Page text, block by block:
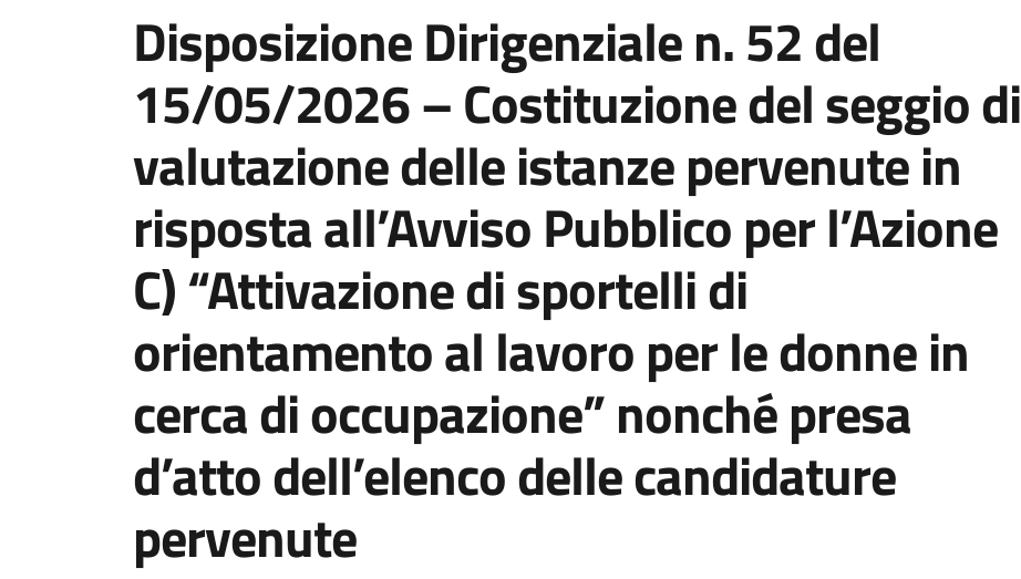
Disposizione Dirigenziale n. 52 del
15/05/2026 – Costituzione del seggio di
valutazione delle istanze pervenute in
risposta all’Avviso Pubblico per l’Azione
C) “Attivazione di sportelli di
orientamento al lavoro per le donne in
cerca di occupazione” nonché presa
d’atto dell’elenco delle candidature
pervenute